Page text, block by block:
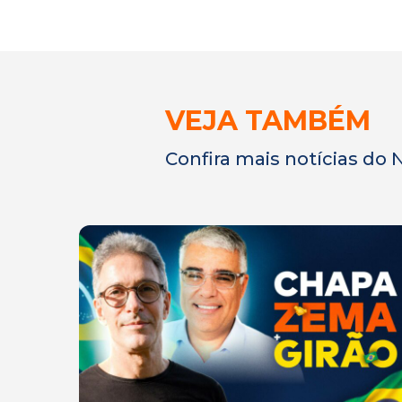
VEJA TAMBÉM
Confira mais notícias do